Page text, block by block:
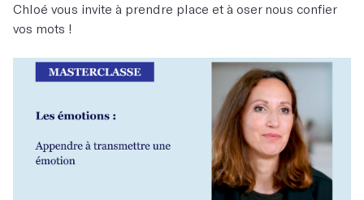
Chloé vous invite à prendre place et à oser nous confier
vos mots !